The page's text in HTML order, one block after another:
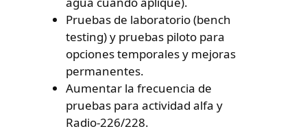
Pruebas de laboratorio (bench
testing) y pruebas piloto para
opciones temporales y mejoras
permanentes.
Aumentar la frecuencia de
pruebas para actividad alfa y
Radio-226/228.